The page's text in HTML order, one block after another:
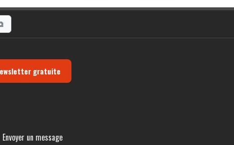
gratuite
Envoyer un message